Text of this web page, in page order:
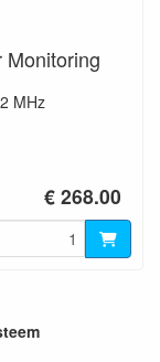
Monitoring
MHz
€ 268.00